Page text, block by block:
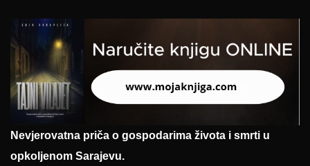
Nevjerovatna priča o gospodarima života i smrti u
opkoljenom Sarajevu.